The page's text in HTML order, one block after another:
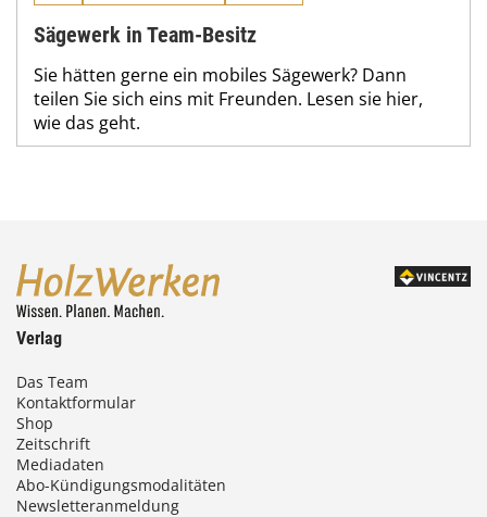
Sägewerk in Team-Besitz
Sie hätten gerne ein mobiles Sägewerk? Dann
teilen Sie sich eins mit Freunden. Lesen sie hier,
wie das geht.
Verlag
Das Team
Kontaktformular
Shop
Zeitschrift
Mediadaten
Abo-Kündigungsmodalitäten
Newsletteranmeldung